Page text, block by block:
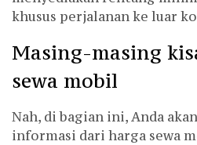
khusus perjalanan ke luar
Masing-masing
sewa mobil
Nah, di bagian ini, Anda
informasi dari harga sewa